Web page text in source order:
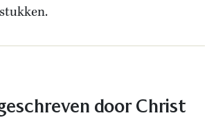
door Christ